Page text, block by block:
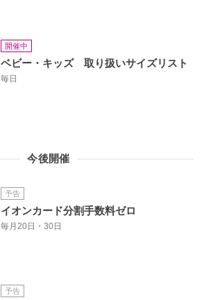
開催中
ベビー・キッズ 取り扱いサイズリスト
毎日
今後開催
予告
イオンカード分割手数料ゼロ
毎月20日・30日
予告